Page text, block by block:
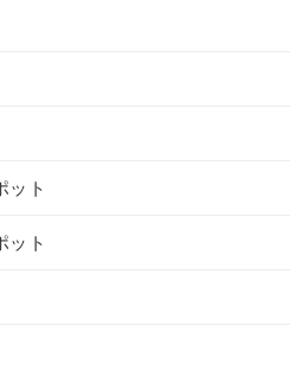
ット
ット